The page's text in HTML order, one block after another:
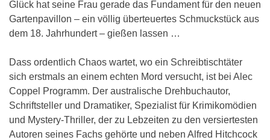
Glück hat seine Frau gerade das Fundament für den neuen
Gartenpavillon – ein völlig überteuertes Schmuckstück aus
dem 18. Jahrhundert – gießen lassen …
Dass ordentlich Chaos wartet, wo ein Schreibtischtäter
sich erstmals an einem echten Mord versucht, ist bei Alec
Coppel Programm. Der australische Drehbuchautor,
Schriftsteller und Dramatiker, Spezialist für Krimikomödien
und Mystery-Thriller, der zu Lebzeiten zu den versiertesten
Autoren seines Fachs gehörte und neben Alfred Hitchcock